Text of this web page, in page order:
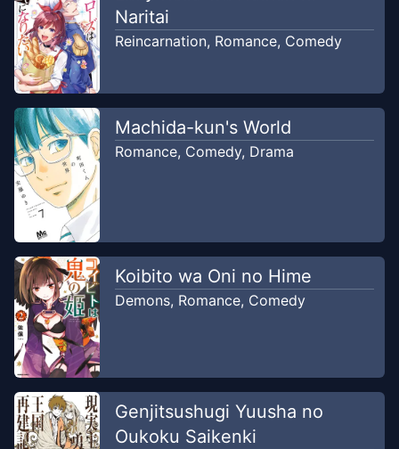
Naritai
Reincarnation, Romance, Comedy
Machida-kun's World
Romance, Comedy, Drama
Koibito wa Oni no Hime
Demons, Romance, Comedy
Genjitsushugi Yuusha no
Oukoku Saikenki